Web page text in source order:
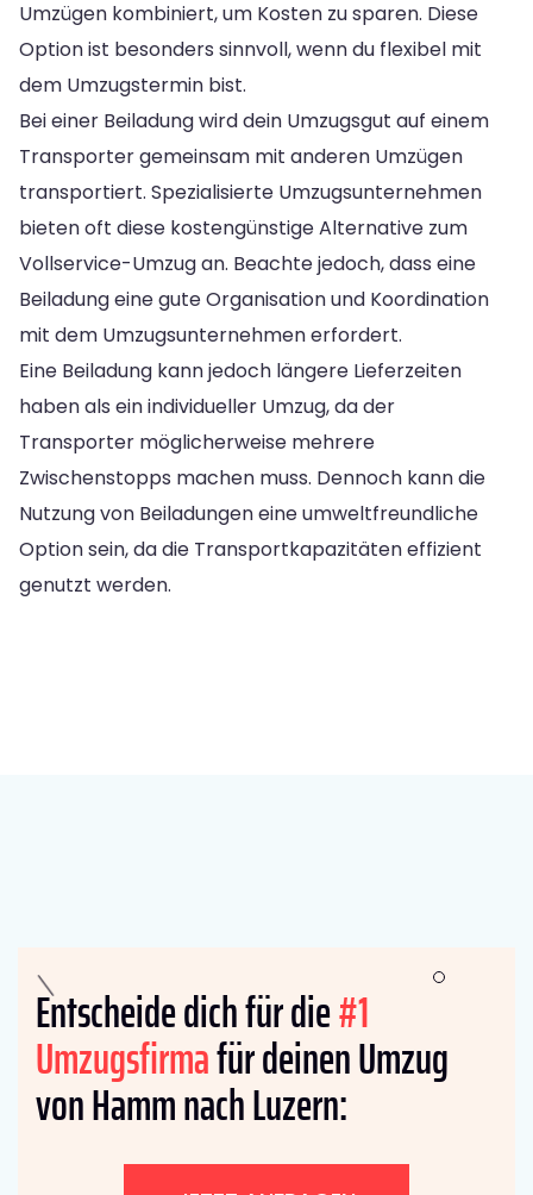
Umzügen kombiniert, um Kosten zu sparen. Diese
Option ist besonders sinnvoll, wenn du flexibel mit
dem Umzugstermin bist.
Bei einer Beiladung wird dein Umzugsgut auf einem
Transporter gemeinsam mit anderen Umzügen
transportiert. Spezialisierte Umzugsunternehmen
bieten oft diese kostengünstige Alternative zum
Vollservice-Umzug an. Beachte jedoch, dass eine
Beiladung eine gute Organisation und Koordination
mit dem Umzugsunternehmen erfordert.
Eine Beiladung kann jedoch längere Lieferzeiten
haben als ein individueller Umzug, da der
Transporter möglicherweise mehrere
Zwischenstopps machen muss. Dennoch kann die
Nutzung von Beiladungen eine umweltfreundliche
Option sein, da die Transportkapazitäten effizient
genutzt werden.
Entscheide dich für die#1
Umzugsfirmafür deinen Umzug
von Hamm nach Luzern: